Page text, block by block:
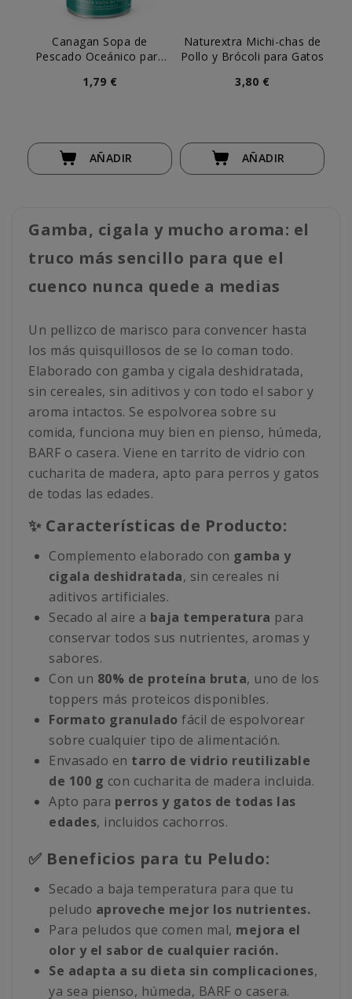
Canagan Sopa de
Pescado Oceánico para
1,79 €
AÑADIR
Naturextra Michi-chas de
Pollo y Brócoli para Gatos
3,80 €
AÑADIR
Gamba, cigala y mucho aroma: el
truco más sencillo para que el
cuenco nunca quede a medias
Un pellizco de marisco para convencer hasta
los más quisquillosos de se lo coman todo.
Elaborado con gamba y cigala deshidratada,
sin cereales, sin aditivos y con todo el sabor y
aroma intactos. Se espolvorea sobre su
comida, funciona muy bien en pienso, húmeda,
BARF o casera. Viene en tarrito de vidrio con
cucharita de madera, apto para perros y gatos
de todas las edades.
✨ Características de Producto:
Complemento elaborado con gamba y
cigala deshidratada, sin cereales ni
aditivos artificiales.
Secado al aire a baja temperatura para
conservar todos sus nutrientes, aromas y
sabores.
Con un 80% de proteína bruta, uno de los
toppers más proteicos disponibles.
Formato granulado fácil de espolvorear
sobre cualquier tipo de alimentación.
Envasado en tarro de vidrio reutilizable
de 100 g con cucharita de madera incluida.
Apto para perros y gatos de todas las
edades, incluidos cachorros.
✅ Beneficios para tu Peludo:
Secado a baja temperatura para que tu
peludo aproveche mejor los nutrientes.
Para peludos que comen mal, mejora el
olor y el sabor de cualquier ración.
Se adapta a su dieta sin complicaciones,
ya sea pienso, húmeda, BARF o casera.